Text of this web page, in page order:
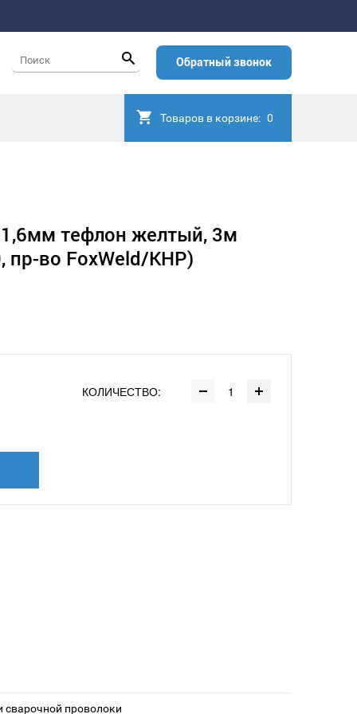
Обратный звонок
Товаров в корзине: 0
1,6мм тефлон желтый, 3м
пр-во FoxWeld/КНР)
КОЛИЧЕСТВО:
сварочной проволоки